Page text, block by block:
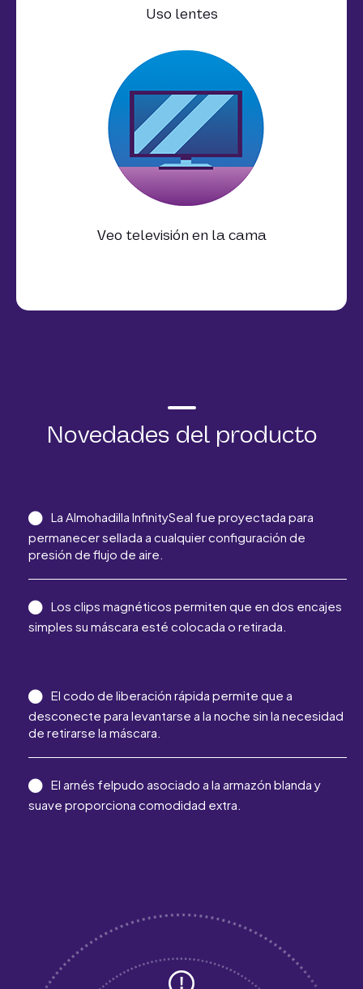
Uso lentes
Veo televisión en la cama
Novedades del producto
La Almohadilla InfinitySeal fue proyectada para
permanecer sellada a cualquier configuración de
presión de flujo de aire.
Los clips magnéticos permiten que en dos encajes
simples su máscara esté colocada o retirada.
El codo de liberación rápida permite que a
desconecte para levantarse a la noche sin la necesidad
de retirarse la máscara.
El arnés felpudo asociado a la armazón blanda y
suave proporciona comodidad extra.